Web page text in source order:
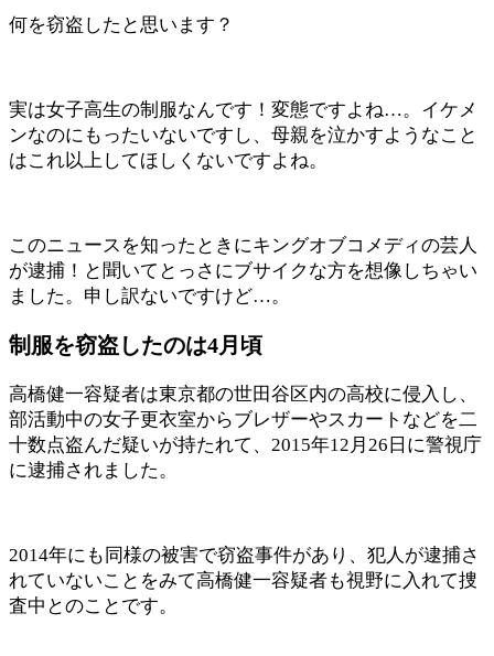
何を窃盗したと思います？
実は女子高生の制服なんです！変態ですよね…。イケメ
ンなのにもったいないですし、母親を泣かすようなこと
はこれ以上してほしくないですよね。
このニュースを知ったときにキングオブコメディの芸人
が逮捕！と聞いてとっさにブサイクな方を想像しちゃい
ました。申し訳ないですけど…。
制服を窃盗したのは4月頃
高橋健一容疑者は東京都の世田谷区内の高校に侵入し、
部活動中の女子更衣室からブレザーやスカートなどを二
十数点盗んだ疑いが持たれて、2015年12月26日に警視庁
に逮捕されました。
2014年にも同様の被害で窃盗事件があり、犯人が逮捕さ
れていないことをみて高橋健一容疑者も視野に入れて捜
査中とのことです。